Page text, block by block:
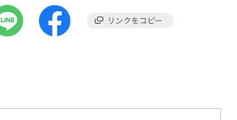
スーツ・セットアップ
／ その他
スーツアイテム